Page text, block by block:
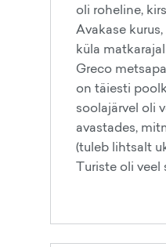
oli roheline,
Avakase
küla
Greco
on täiesti
soolajärvel oli
avastades,
(tuleb lihtsalt
Turiste oli veel